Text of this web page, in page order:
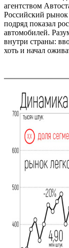
агентством
Российский
подряд показал
автомобилей.
внутри страны:
хоть и начал